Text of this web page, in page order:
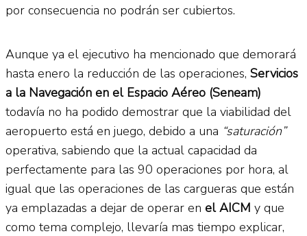
por consecuencia no podrán ser cubiertos.
Aunque ya el ejecutivo ha mencionado que demorará
hasta enero la reducción de las operaciones, Servicios
a la Navegación en el Espacio Aéreo (Seneam)
todavía no ha podido demostrar que la viabilidad del
aeropuerto está en juego, debido a una “saturación”
operativa, sabiendo que la actual capacidad da
perfectamente para las 90 operaciones por hora, al
igual que las operaciones de las cargueras que están
ya emplazadas a dejar de operar en el AICM y que
como tema complejo, llevaría mas tiempo explicar,